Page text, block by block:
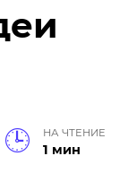
НА ЧТЕНИЕ
1 мин